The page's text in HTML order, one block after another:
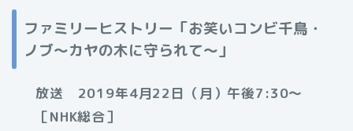
ファミリーヒストリー「お笑いコンビ千鳥・
ノブ～カヤの木に守られて～」
放送 2019年4月22日（月）午後7:30～
［NHK総合］